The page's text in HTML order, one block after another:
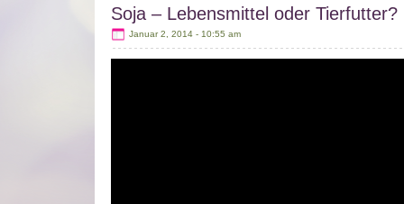
Soja – Lebensmittel oder Tierfutter?
Januar 2, 2014 - 10:55 am